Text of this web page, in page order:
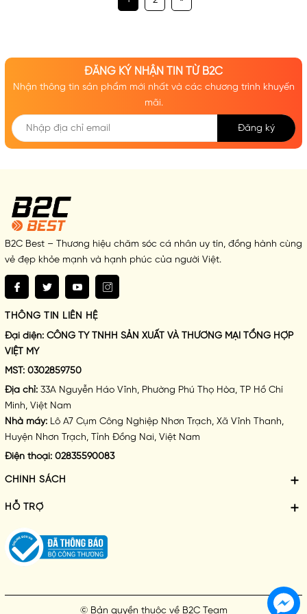
ĐĂNG KÝ NHẬN TIN TỪ B2C
Nhận thông tin sản phẩm mới nhất và các chương trình khuyến
mãi.
Đăng ký
B2C Best – Thương hiệu chăm sóc cá nhân uy tín, đồng hành cùng
vẻ đẹp khỏe mạnh và hạnh phúc của người Việt.
THÔNG TIN LIÊN HỆ
Đại diện: CÔNG TY TNHH SẢN XUẤT VÀ THƯƠNG MẠI TỔNG HỢP
VIỆT MY
MST: 0302859750
Địa chỉ: 33A Nguyễn Háo Vĩnh, Phường Phú Thọ Hòa, TP Hồ Chí
Minh, Việt Nam
Nhà máy: Lô A7 Cụm Công Nghiệp Nhơn Trạch, Xã Vĩnh Thanh,
Huyện Nhơn Trạch, Tỉnh Đồng Nai, Việt Nam
Điện thoại: 02835590083
CHÍNH SÁCH
HỖ TRỢ
© Bản quyền thuộc về B2C Team